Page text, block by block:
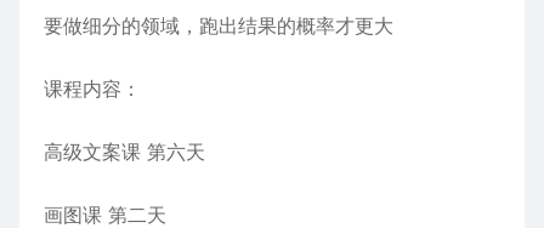
要做细分的领域，跑出结果的概率才更大
课程内容：
高级文案课 第六天
画图课 第二天